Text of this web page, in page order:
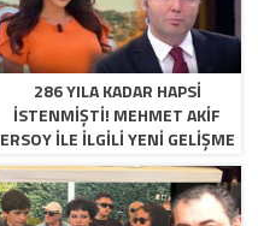
286 YILA KADAR HAPSI
ISTENMIŞTI! MEHMET AKIF
ERSOY ILE ILGILI YENI GELIŞME